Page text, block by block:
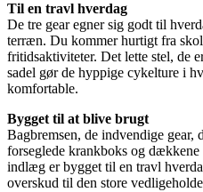
Til en travl hverdag
De tre gear egner sig godt til
terræn. Du kommer hurtigt fra
fritidsaktiviteter. Det lette stel, de
sadel gør de hyppige cykelture i
komfortable.
Bygget til at blive brugt
Bagbremsen, de indvendige gear,
forseglede krankboks og
indlæg er bygget til en travl
overskud til den store